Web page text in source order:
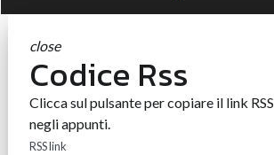
close
Codice Rss
Clicca sul pulsante per copiare il link RSS
negli appunti.
RSS link